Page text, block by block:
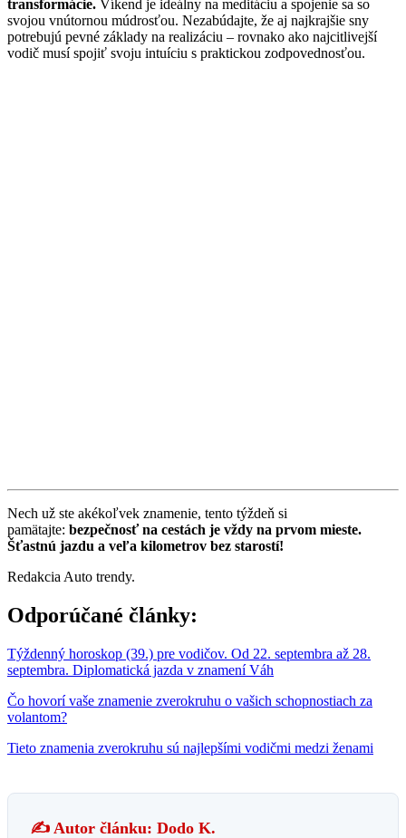
transformácie. Víkend je ideálny na meditáciu a spojenie sa so
svojou vnútornou múdrosťou. Nezabúdajte, že aj najkrajšie sny
potrebujú pevné základy na realizáciu – rovnako ako najcitlivejší
vodič musí spojiť svoju intuíciu s praktickou zodpovednosťou.
Nech už ste akékoľvek znamenie, tento týždeň si
pamätajte: bezpečnosť na cestách je vždy na prvom mieste.
Šťastnú jazdu a veľa kilometrov bez starostí!
Redakcia Auto trendy.
Odporúčané články:
Týždenný horoskop (39.) pre vodičov. Od 22. septembra až 28.
septembra. Diplomatická jazda v znamení Váh
Čo hovorí vaše znamenie zverokruhu o vašich schopnostiach za
volantom?
Tieto znamenia zverokruhu sú najlepšími vodičmi medzi ženami
✍️ Autor článku: Dodo K.